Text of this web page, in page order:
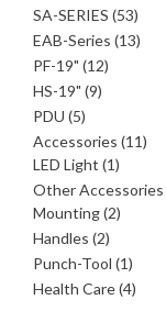
สินค้า
SA-SERIES 5353
สินค้า
EAB-Series 1313
PF-19" 1212
HS-19" 99
PDU 55
สินค้า
Accessories 1111
LED Light 11
สินค้า
Other Accessories
Mounting 22
Handles 22
สินค้า
Punch-Tool 11
สินค้า
Health Care 44